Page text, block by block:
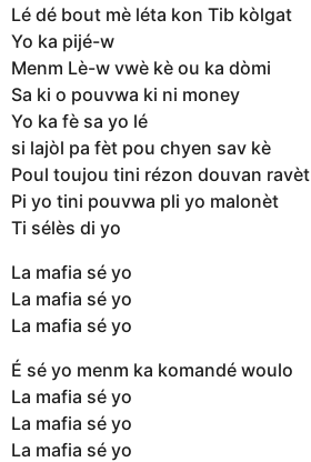
Lé dé bout mè léta kon Tib kòlgat
Yo ka pijé-w
Menm Lè-w vwè kè ou ka dòmi
Sa ki o pouvwa ki ni money
Yo ka fè sa yo lé
si lajòl pa fèt pou chyen sav kè
Poul toujou tini rézon douvan ravèt
Pi yo tini pouvwa pli yo malonèt
Ti sélès di yo
La mafia sé yo
La mafia sé yo
La mafia sé yo
É sé yo menm ka komandé woulo
La mafia sé yo
La mafia sé yo
La mafia sé yo